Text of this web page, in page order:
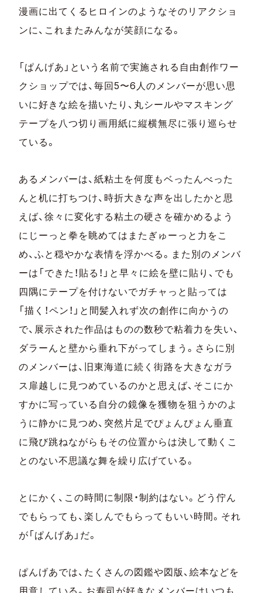
漫画に出てくるヒロインのようなそのリアクショ
ンに、これまたみんなが笑顔になる。
「ぱんげあ」という名前で実施される自由創作ワー
クショップでは、毎回5〜6人のメンバーが思い思
いに好きな絵を描いたり、丸シールやマスキング
テープを八つ切り画用紙に縦横無尽に張り巡らせ
ている。
あるメンバーは、紙粘土を何度もベったんべった
んと机に打ちつけ、時折大きな声を出したかと思
えば、徐々に変化する粘土の硬さを確かめるよう
にじーっと拳を眺めてはまたぎゅーっと力をこ
め、ふと穏やかな表情を浮かべる。また別のメンバ
ーは「できた！貼る！」と早々に絵を壁に貼り、でも
四隅にテープを付けないでガチャっと貼っては
「描く！ペン！」と間髪入れず次の創作に向かうの
で、展示された作品はものの数秒で粘着力を失い、
ダラーんと壁から垂れ下がってしまう。さらに別
のメンバーは、旧東海道に続く街路を大きなガラ
ス扉越しに見つめているのかと思えば、そこにか
すかに写っている自分の鏡像を獲物を狙うかのよ
うに静かに見つめ、突然片足でぴょんぴょん垂直
に飛び跳ねながらもその位置からは決して動くこ
とのない不思議な舞を繰り広げている。
とにかく、この時間に制限・制約はない。どう佇ん
でもらっても、楽しんでもらってもいい時間。それ
が「ぱんげあ」だ。
ぱんげあでは、たくさんの図鑑や図版、絵本などを